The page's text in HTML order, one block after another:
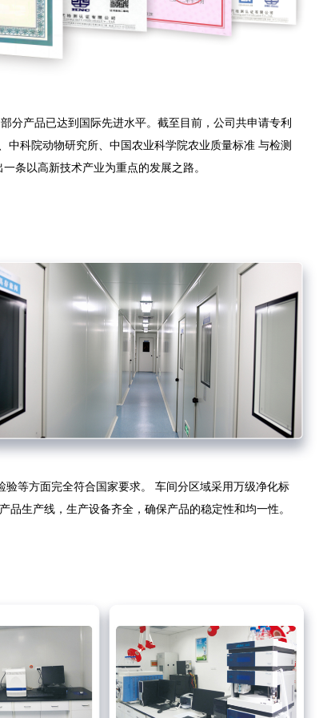
产品已达到国际先进水平。截至目前，公司共申请专利
科院动物研究所、中国农业科学院农业质量标准 与检测
条以高新技术产业为重点的发展之路。
等方面完全符合国家要求。 车间分区域采用万级净化标
生产线，生产设备齐全，确保产品的稳定性和均一性。